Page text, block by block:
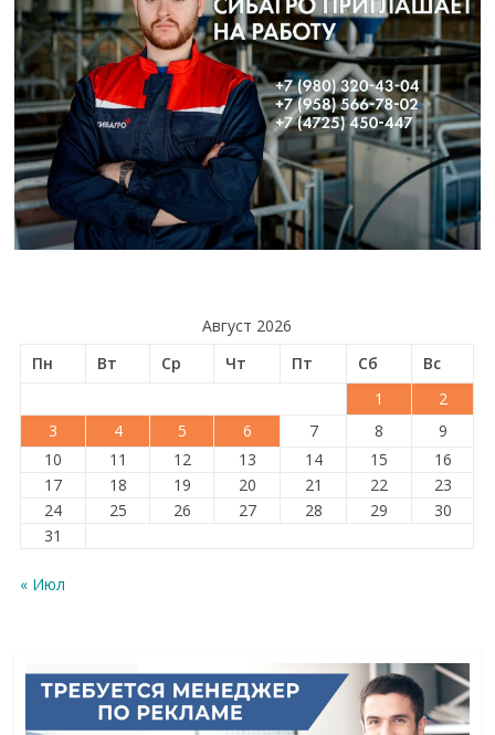
Август 2026
Пн
Вт Ср Чт Пт Сб
Вс
1
2
3
4 5 6 7 8
9
10
11 12 13 14 15
16
17
18 19 20 21 22
23
24
25 26 27 28 29
30
31
« Июл